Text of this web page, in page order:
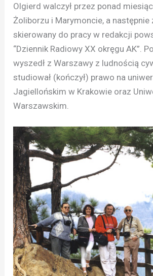
Olgierd walczył przez ponad
Żoliborzu i Marymoncie, a następnie
skierowany do pracy w redakcji
“Dziennik Radiowy XX okręgu AK”.
wyszedł z Warszawy z ludnością
studiował (kończył) prawo na
Jagiellońskim w Krakowie oraz
Warszawskim.